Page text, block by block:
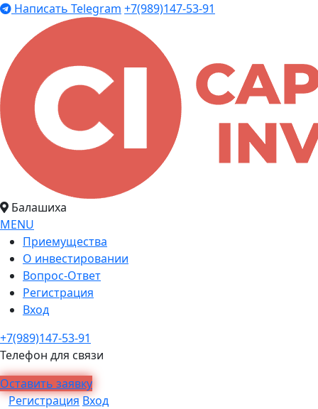
Написать Telegram +7(989)147-53-91
Балашиха
MENU
Приемущества
О инвестировании
Вопрос-Ответ
Регистрация
Вход
+7(989)147-53-91
Телефон для связи
Оставить заявку
РегистрацияВход